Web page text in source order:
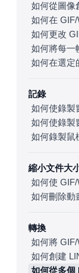
如何從圖像
如何在
如何更改
如何在選定
記錄
如何使錄製
如何使錄製
如何錄製鼠
縮小文件大
如何使
如何刪除動
轉換
如何從多個